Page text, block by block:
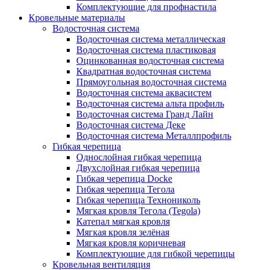
Комплектующие для профнастила
Кровельные материалы
Водосточная система
Водосточная система металлическая
Водосточная система пластиковая
Оцинкованная водосточная система
Квадратная водосточная система
Прямоугольная водосточная система
Водосточная система аквасистем
Водосточная система альта профиль
Водосточная система Гранд Лайн
Водосточная система Деке
Водосточная система Металлпрофиль
Гибкая черепица
Однослойная гибкая черепица
Двухслойная гибкая черепица
Гибкая черепица Docke
Гибкая черепица Тегола
Гибкая черепица Технониколь
Мягкая кровля Тегола (Tegola)
Катепал мягкая кровля
Мягкая кровля зелёная
Мягкая кровля коричневая
Комплектующие для гибкой черепицы
Кровельная вентиляция